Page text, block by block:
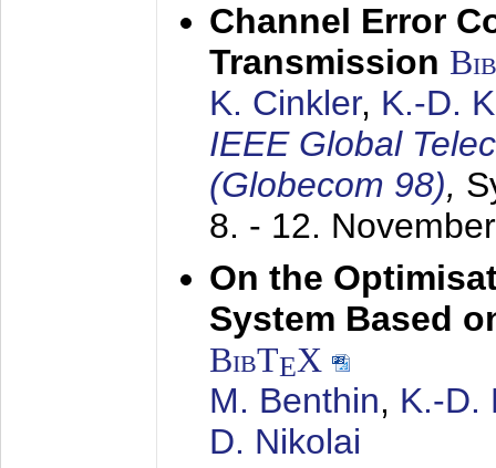
Channel Error
Transmission
K. Cinkler, K.-D.
IEEE Global
(Globecom 98),
8. - 12.
On the
System Based
BibTEX
M. Benthin, K.-D.
D. Nikolai